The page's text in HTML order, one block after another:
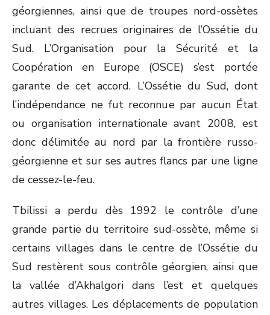
géorgiennes, ainsi que de troupes nord-ossètes
incluant des recrues originaires de l’Ossétie du
Sud. L’Organisation pour la Sécurité et la
Coopération en Europe (OSCE) s’est portée
garante de cet accord. L’Ossétie du Sud, dont
l’indépendance ne fut reconnue par aucun État
ou organisation internationale avant 2008, est
donc délimitée au nord par la frontière russo-
géorgienne et sur ses autres flancs par une ligne
de cessez-le-feu.
Tbilissi a perdu dès 1992 le contrôle d’une
grande partie du territoire sud-ossète, même si
certains villages dans le centre de l’Ossétie du
Sud restèrent sous contrôle géorgien, ainsi que
la vallée d’Akhalgori dans l’est et quelques
autres villages. Les déplacements de population